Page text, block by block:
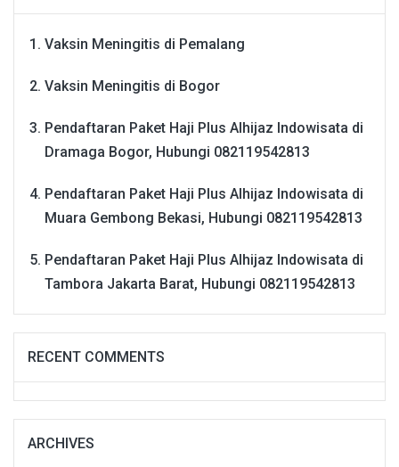
Vaksin Meningitis di Pemalang
Vaksin Meningitis di Bogor
Pendaftaran Paket Haji Plus Alhijaz Indowisata di
Dramaga Bogor, Hubungi 082119542813
Pendaftaran Paket Haji Plus Alhijaz Indowisata di
Muara Gembong Bekasi, Hubungi 082119542813
Pendaftaran Paket Haji Plus Alhijaz Indowisata di
Tambora Jakarta Barat, Hubungi 082119542813
RECENT COMMENTS
ARCHIVES